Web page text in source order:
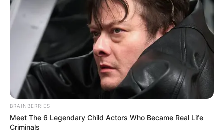
Bikin Ngakak, 10 Potret
Cosplay Murah Pakai Bahan
Seadanya
BRAINBERRIES
Meet The 6 Legendary Child Actors Who Became Real Life
Criminals